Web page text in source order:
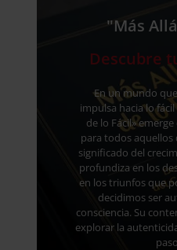
"Más
Descubre
En un mundo
impulsa hacia lo
de lo Fácil»
para todos aquellos
significado del
profundiza en los
en los triunfos que
decidimos ser
consciencia. Su
explorar la